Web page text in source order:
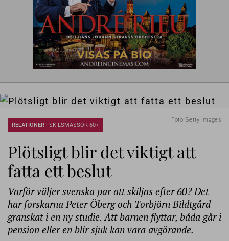
Foto Getty Images
RELATIONER | SKILSMÄSSOR 60+
Plötsligt blir det viktigt att
fatta ett beslut
Varför väljer svenska par att skiljas efter 60? Det
har forskarna Peter Öberg och Torbjörn Bildtgård
granskat i en ny studie. Att barnen flyttar, båda går i
pension eller en blir sjuk kan vara avgörande.